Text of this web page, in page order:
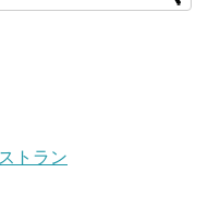
トラン